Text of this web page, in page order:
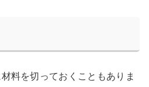
料を切っておくこともありま